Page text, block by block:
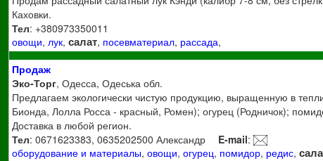
Каховки.
Тел: +380973350011
овощи, лук,салат, посевматериал, рассада,
Продаж
Эко-Торг, Одесса, Одеська обл.
Предлагаем экологически чистую продукцию, выращенную в
Бионда, Лолла Росса - красный, Ромен); огурец (Родничок);
Доставка в любой регион.
Тел: 0671623383, 0635202500 Александр E-mail:
оборудование и материалы,овощи,огурец, помидор, редис,